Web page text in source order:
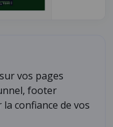
vos pages
footer
confiance de vos